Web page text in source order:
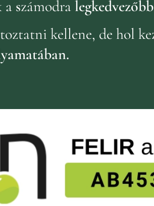
aszámodra
kellene, de hol